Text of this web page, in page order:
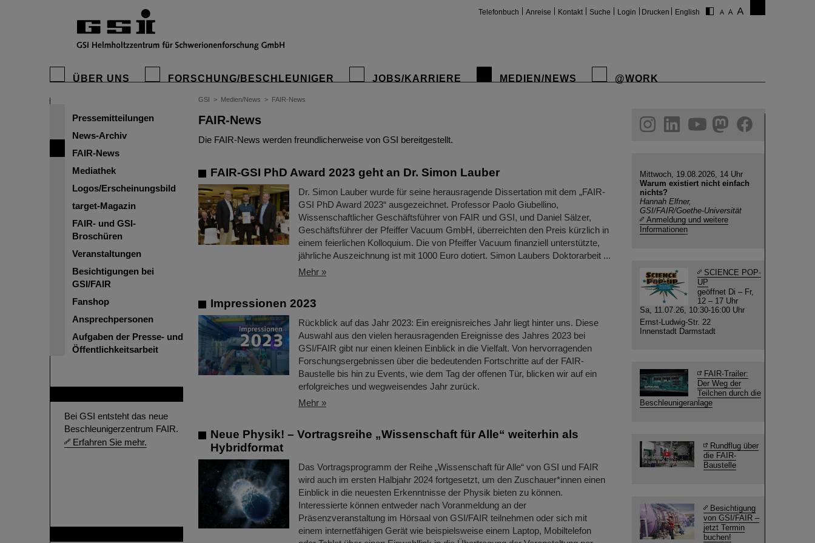
Telefonbuch Anreise Kontakt Suche Login Drucken English
ÜBER UNS FORSCHUNG/BESCHLEUNIGER JOBS/KARRIERE MEDIEN/NEWS @WORK
Pressemitteilungen
News-Archiv
FAIR-News
Mediathek
Logos/Erscheinungsbild
target-Magazin
FAIR- und GSI-
Broschüren
Veranstaltungen
Besichtigungen bei
GSI/FAIR
Fanshop
Ansprechpersonen
Aufgaben der Presse- und
Öffentlichkeitsarbeit
Bei GSI entsteht das neue
Beschleunigerzentrum FAIR.
Erfahren Sie mehr.
GSI > Medien/News > FAIR-News
FAIR-News
Die FAIR-News werden freundlicherweise von GSI bereitgestellt.
FAIR-GSI PhD Award 2023 geht an Dr. Simon Lauber
Dr. Simon Lauber wurde für seine herausragende Dissertation mit dem „FAIR-
GSI PhD Award 2023“ ausgezeichnet. Professor Paolo Giubellino,
Wissenschaftlicher Geschäftsführer von FAIR und GSI, und Daniel Sälzer,
Geschäftsführer der Pfeiffer Vacuum GmbH, überreichten den Preis kürzlich in
einem feierlichen Kolloquium. Die von Pfeiffer Vacuum finanziell unterstützte,
jährliche Auszeichnung ist mit 1000 Euro dotiert. Simon Laubers Doktorarbeit ...
Mehr »
Impressionen 2023
Rückblick auf das Jahr 2023: Ein ereignisreiches Jahr liegt hinter uns. Diese
Auswahl aus den vielen herausragenden Ereignisse des Jahres 2023 bei
GSI/FAIR gibt nur einen kleinen Einblick in die Vielfalt. Von hervorragenden
Forschungsergebnissen über die bedeutenden Fortschritte auf der FAIR-
Baustelle bis hin zu Events, wie dem Tag der offenen Tür, blicken wir auf ein
erfolgreiches und wegweisendes Jahr zurück.
Mehr »
Neue Physik! – Vortragsreihe „Wissenschaft für Alle“ weiterhin als
Hybridformat
Das Vortragsprogramm der Reihe „Wissenschaft für Alle“ von GSI und FAIR
wird auch im ersten Halbjahr 2024 fortgesetzt, um den Zuschauer*innen einen
Einblick in die neuesten Erkenntnisse der Physik bieten zu können.
Interessierte können entweder nach Voranmeldung an der
Präsenzveranstaltung im Hörsaal von GSI/FAIR teilnehmen oder sich mit
einem internetfähigen Gerät wie beispielsweise einem Laptop, Mobiltelefon
helmholtz.social
facebook
Mittwoch, 19.08.2026, 14 Uhr
Warum existiert nicht einfach
nichts?
Hannah Elfner,
GSI/FAIR/Goethe-Universität
Anmeldung und weitere
Informationen
SCIENCE POP-
UP
geöffnet Di – Fr,
12 – 17 Uhr
Sa, 11.07.26, 10:30-16:00 Uhr
Ernst-Ludwig-Str. 22
Innenstadt Darmstadt
FAIR-Trailer:
Der Weg der
Teilchen durch die
Beschleunigeranlage
Rundflug über
die FAIR-
Baustelle
Besichtigung
von GSI/FAIR –
jetzt Termin
buchen!